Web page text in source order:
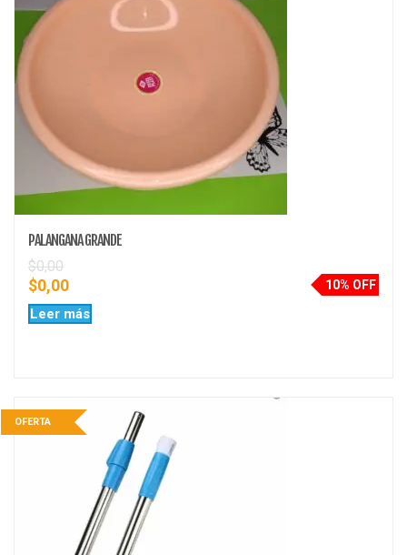
PALANGANA GRANDE
10% OFF
$0,00
$0,00
Leer más
OFERTA